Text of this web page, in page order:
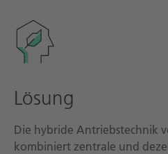
Lösung
Die hybride Antriebstechnik
kombiniert zentrale und